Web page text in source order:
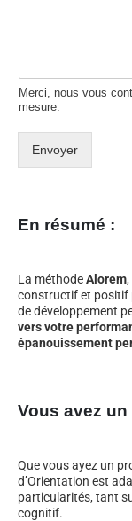
Merci, nous vous
mesure.
Envoyer
En résumé :
La méthodeAlorem
constructif et positif
de développement
vers votre
épanouissement
Vous avez
Que vous ayez un
d’Orientation est
particularités, tant
cognitif.